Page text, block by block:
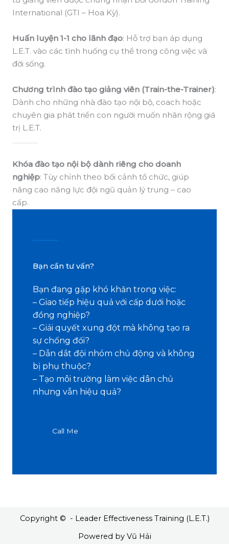
International (GTI – Hoa Kỳ).
Huấn luyện 1-1 cho lãnh đạo: Hỗ trợ bạn áp dụng
L.E.T. vào các tình huống cụ thể trong công việc và
đời sống.
Chương trình đào tạo giảng viên (Train-the-Trainer):
Dành cho những nhà đào tạo nội bộ, coach hoặc
chuyên gia phát triển con người muốn nhân rộng giá
trị L.E.T.
Khóa đào tạo nội bộ dành riêng cho doanh
nghiệp: Tùy chỉnh theo bối cảnh tổ chức, giúp
nâng cao năng lực đội ngũ quản lý trung – cao
cấp.
Bạn cần tư vấn?
Bạn đang gặp khó khăn trong việc:
– Giao tiếp hiệu quả với cấp dưới hoặc
đồng nghiệp?
– Giải quyết xung đột mà không tạo ra
sự chống đối?
– Dẫn dắt đội nhóm chủ động và không
bị phụ thuộc?
– Tạo môi trường làm việc dân chủ
nhưng vẫn hiệu quả?
Call Me
Copyright © - Leader Effectiveness Training (L.E.T.)
Powered by Vũ Hải